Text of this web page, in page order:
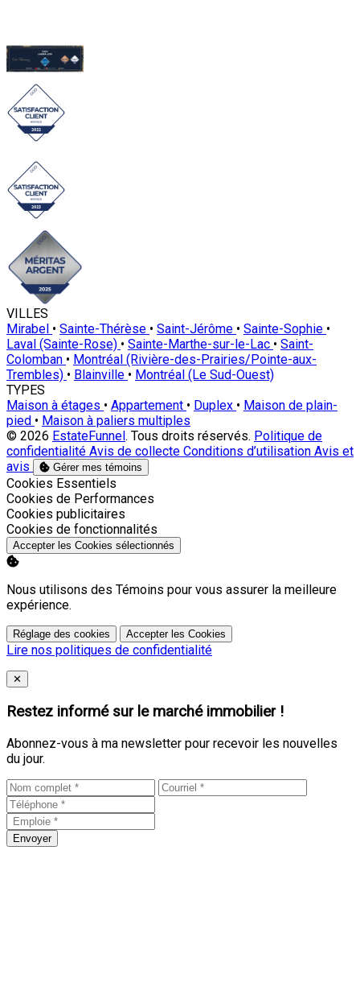
VILLES
Mirabel • Sainte-Thérèse • Saint-Jérôme • Sainte-Sophie •
Laval (Sainte-Rose) • Sainte-Marthe-sur-le-Lac • Saint-
Colomban • Montréal (Rivière-des-Prairies/Pointe-aux-
Trembles) • Blainville • Montréal (Le Sud-Ouest)
TYPES
Maison à étages • Appartement • Duplex • Maison de plain-
pied • Maison à paliers multiples
© 2026 EstateFunnel. Tous droits réservés. Politique de
confidentialité Avis de collecte Conditions d’utilisation Avis et
avis
Gérer mes témoins
Activer
Cookies Essentiels
Activer
Cookies de Performances
Activer
Cookies publicitaires
Activer
Cookies de fonctionnalités
Accepter les Cookies sélectionnés
Nous utilisons des Témoins pour vous assurer la meilleure
expérience.
Réglage des cookies Accepter les Cookies
Lire nos politiques de confidentialité
Close
✕
Restez informé sur le marché immobilier !
Abonnez-vous à ma newsletter pour recevoir les nouvelles
du jour.
Envoyer